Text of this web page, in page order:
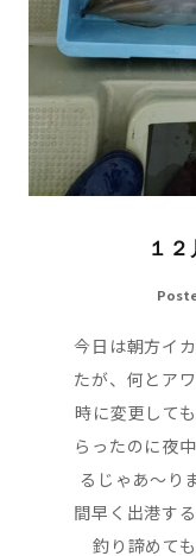
１
今日は朝方イ
たが、何とア
時に変更して
らったのに夜
るじゃあ～り
間早く出港す
釣り諦めて